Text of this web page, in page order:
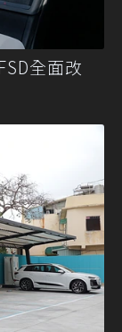
全面改